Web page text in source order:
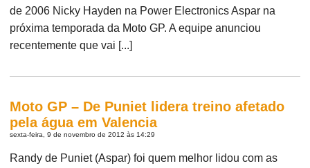
de 2006 Nicky Hayden na Power Electronics Aspar na
próxima temporada da Moto GP. A equipe anunciou
recentemente que vai [...]
Moto GP – De Puniet lidera treino afetado
pela água em Valencia
sexta-feira, 9 de novembro de 2012 às 14:29
Randy de Puniet (Aspar) foi quem melhor lidou com as